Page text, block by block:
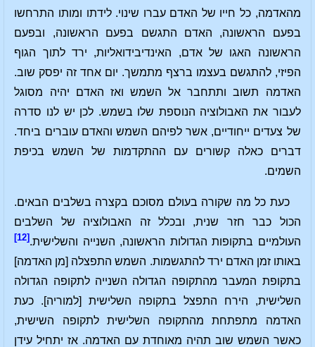
מהאדמה, כל חייו של האדם עברו שינוי. לידתו ומותו התרחשו
בפעם הראשונה, האדם התגשם בפעם הראשונה, ובפעם
הראשונה האגו של אדם, האינדיבידואליות, ירד לתוך הגוף
הפיזי, להתגשם בעצמו ברצף מתמשך. יום אחד זה יפסק שוב.
האדמה תשוב ותתחבר אל השמש ואז האדם יהיה מסוגל
לעבור את האבולוציה הנוספת שלו בשמש. לכן יש לנו סדרה
של צעדים ייחודיים, אשר לפיהם השמש והאדם עוברים ביחד.
דברים כאלה קשורים עם ההתקדמות של השמש בכיפת
השמים.
כעת כל מה שקורה בעולם מסוכם בקצרה בשלבים הבאים.
הכול כבר חזר שנית, ובכלל זה האבולוציה של השלבים
העולמיים בתקופות הגדולות הראשונה, השנייה והשלישית. [12]
באותו זמן האדם ירד להתגשמות. השמש התפצלה [מן האדמה]
בתקופת המעבר מהתקופה הגדולה השנייה לתקופה הגדולה
השלישית, הירח התפצל בתקופה השלישית [למוריה]. כעת
האדמה מתפתחת מהתקופה השלישית לתקופה השישית,
כאשר השמש שוב תהיה מאוחדת עם האדמה. אז יתחיל עידן